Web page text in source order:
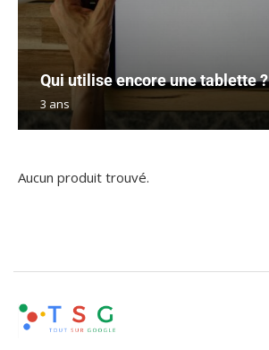
Qui utilise encore une tablette ?
3 ans
Aucun produit trouvé.